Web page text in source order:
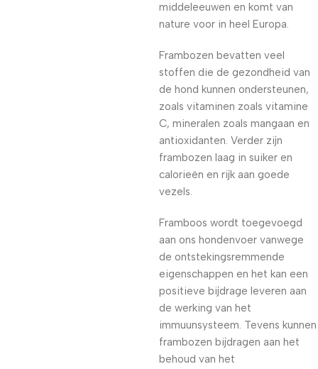
middeleeuwen en komt van
nature voor in heel Europa.
Frambozen bevatten veel
stoffen die de gezondheid van
de hond kunnen ondersteunen,
zoals vitaminen zoals vitamine
C, mineralen zoals mangaan en
antioxidanten. Verder zijn
frambozen laag in suiker en
calorieën en rijk aan goede
vezels.
Framboos wordt toegevoegd
aan ons hondenvoer vanwege
de ontstekingsremmende
eigenschappen en het kan een
positieve bijdrage leveren aan
de werking van het
immuunsysteem. Tevens kunnen
frambozen bijdragen aan het
behoud van het